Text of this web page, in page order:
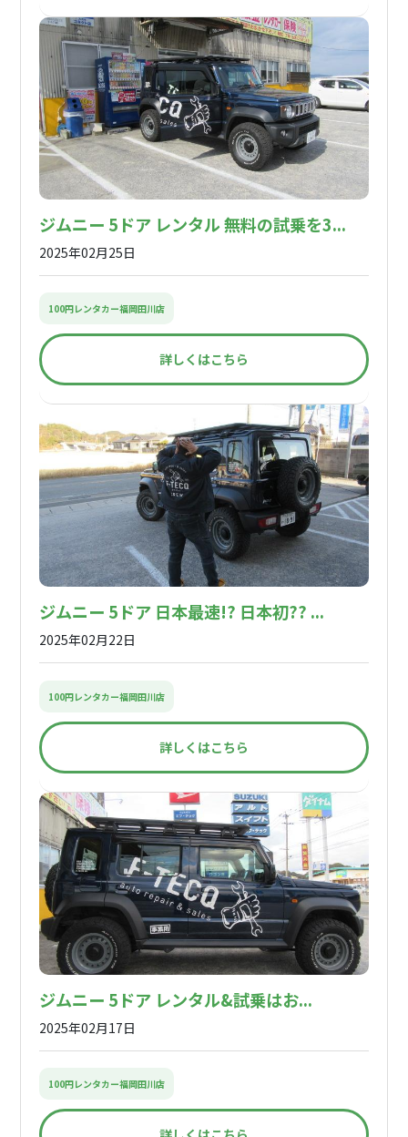
ジムニー 5ドア レンタル 無料の試乗を3...
2025年02月25日
100円レンタカー福岡田川店
詳しくはこちら
ジムニー 5ドア 日本最速!? 日本初?? ...
2025年02月22日
100円レンタカー福岡田川店
詳しくはこちら
ジムニー 5ドア レンタル&試乗はお...
2025年02月17日
100円レンタカー福岡田川店